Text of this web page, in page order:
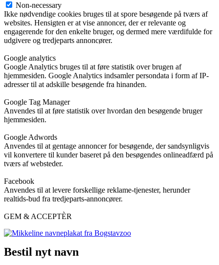
Non-necessary
Ikke nødvendige cookies bruges til at spore besøgende på tværs af
websites. Hensigten er at vise annoncer, der er relevante og
engagerende for den enkelte bruger, og dermed mere værdifulde for
udgivere og tredjeparts annoncører.
Google analytics
Google Analytics bruges til at føre statistik over brugen af
hjemmesiden. Google Analytics indsamler persondata i form af IP-
adresser til at adskille besøgende fra hinanden.
Google Tag Manager
Anvendes til at føre statistik over hvordan den besøgende bruger
hjemmesiden.
Google Adwords
Anvendes til at gentage annoncer for besøgende, der sandsynligvis
vil konvertere til kunder baseret på den besøgendes onlineadfærd på
tværs af websteder.
Facebook
Anvendes til at levere forskellige reklame-tjenester, herunder
realtids-bud fra tredjeparts-annoncører.
GEM & ACCEPTÈR
Bestil nyt navn